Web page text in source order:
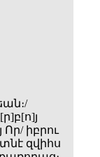
իբրու
զվիհս